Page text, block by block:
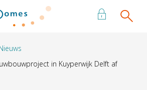
de homepage
in Kuyperwijk Delft af